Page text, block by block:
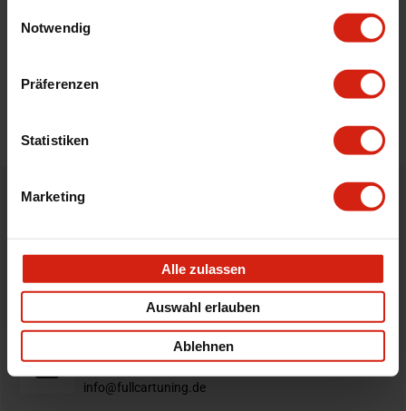
Notwendig
Präferenzen
Statistiken
Marketing
Alle zulassen
Auswahl erlauben
Ablehnen
Details
Bewertungen
Bestellt vor 16:00 Uhr
Nicht zufrieden?
Du hast immer eine 14-tägige Rückgabefrist um deine
Bestellung zurück zu geben.
Professioneller Rat nötig?
info@fullcartuning.de